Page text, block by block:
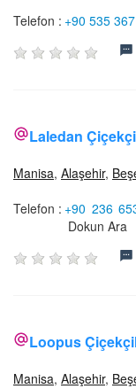
Telefon : +90 535
Laledan
Manisa, Alaşehir,
Telefon : +90 236
Dokun Ara
Loopus
Manisa, Alaşehir,